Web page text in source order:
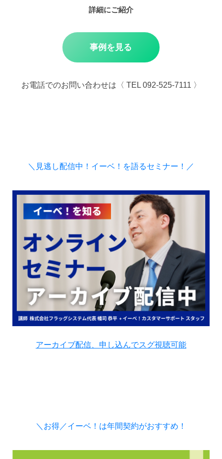
詳細にご紹介
事例を見る
お電話でのお問い合わせは〈 TEL 092-525-7111 〉
＼見逃し配信中！イーベ！を語るセミナー！／
アーカイブ配信、申し込んでスグ視聴可能
＼お得／イーベ！は年間契約がおすすめ！